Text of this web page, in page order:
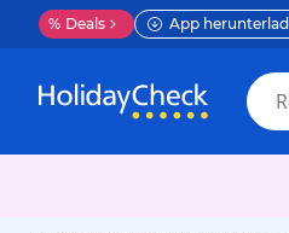
% Deals App